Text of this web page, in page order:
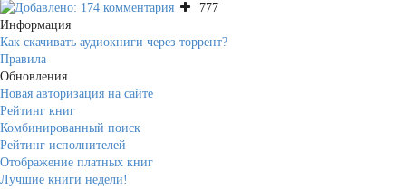
777
Информация
Как скачивать аудиокниги через торрент?
Правила
Обновления
Новая авторизация на сайте
Рейтинг книг
Комбинированный поиск
Рейтинг исполнителей
Отображение платных книг
Лучшие книги недели!